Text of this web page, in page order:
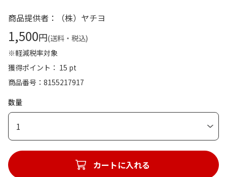
商品提供者：（株）ヤチヨ
1,500円(送料・税込)
※軽減税率対象
獲得ポイント： 15 pt
商品番号
8155217917
数量
1
カートに入れる